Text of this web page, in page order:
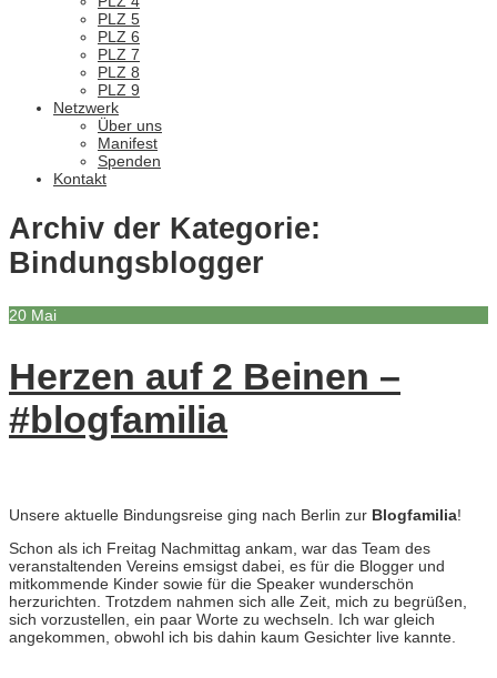
PLZ 5
PLZ 6
PLZ 7
PLZ 8
PLZ 9
Netzwerk
Über uns
Manifest
Spenden
Kontakt
Archiv der Kategorie:
Bindungsblogger
20 Mai
Herzen auf 2 Beinen –
#blogfamilia
Unsere aktuelle Bindungsreise ging nach Berlin zur Blogfamilia!
Schon als ich Freitag Nachmittag ankam, war das Team des
veranstaltenden Vereins emsigst dabei, es für die Blogger und
mitkommende Kinder sowie für die Speaker wunderschön
herzurichten. Trotzdem nahmen sich alle Zeit, mich zu begrüßen,
sich vorzustellen, ein paar Worte zu wechseln. Ich war gleich
angekommen, obwohl ich bis dahin kaum Gesichter live kannte.